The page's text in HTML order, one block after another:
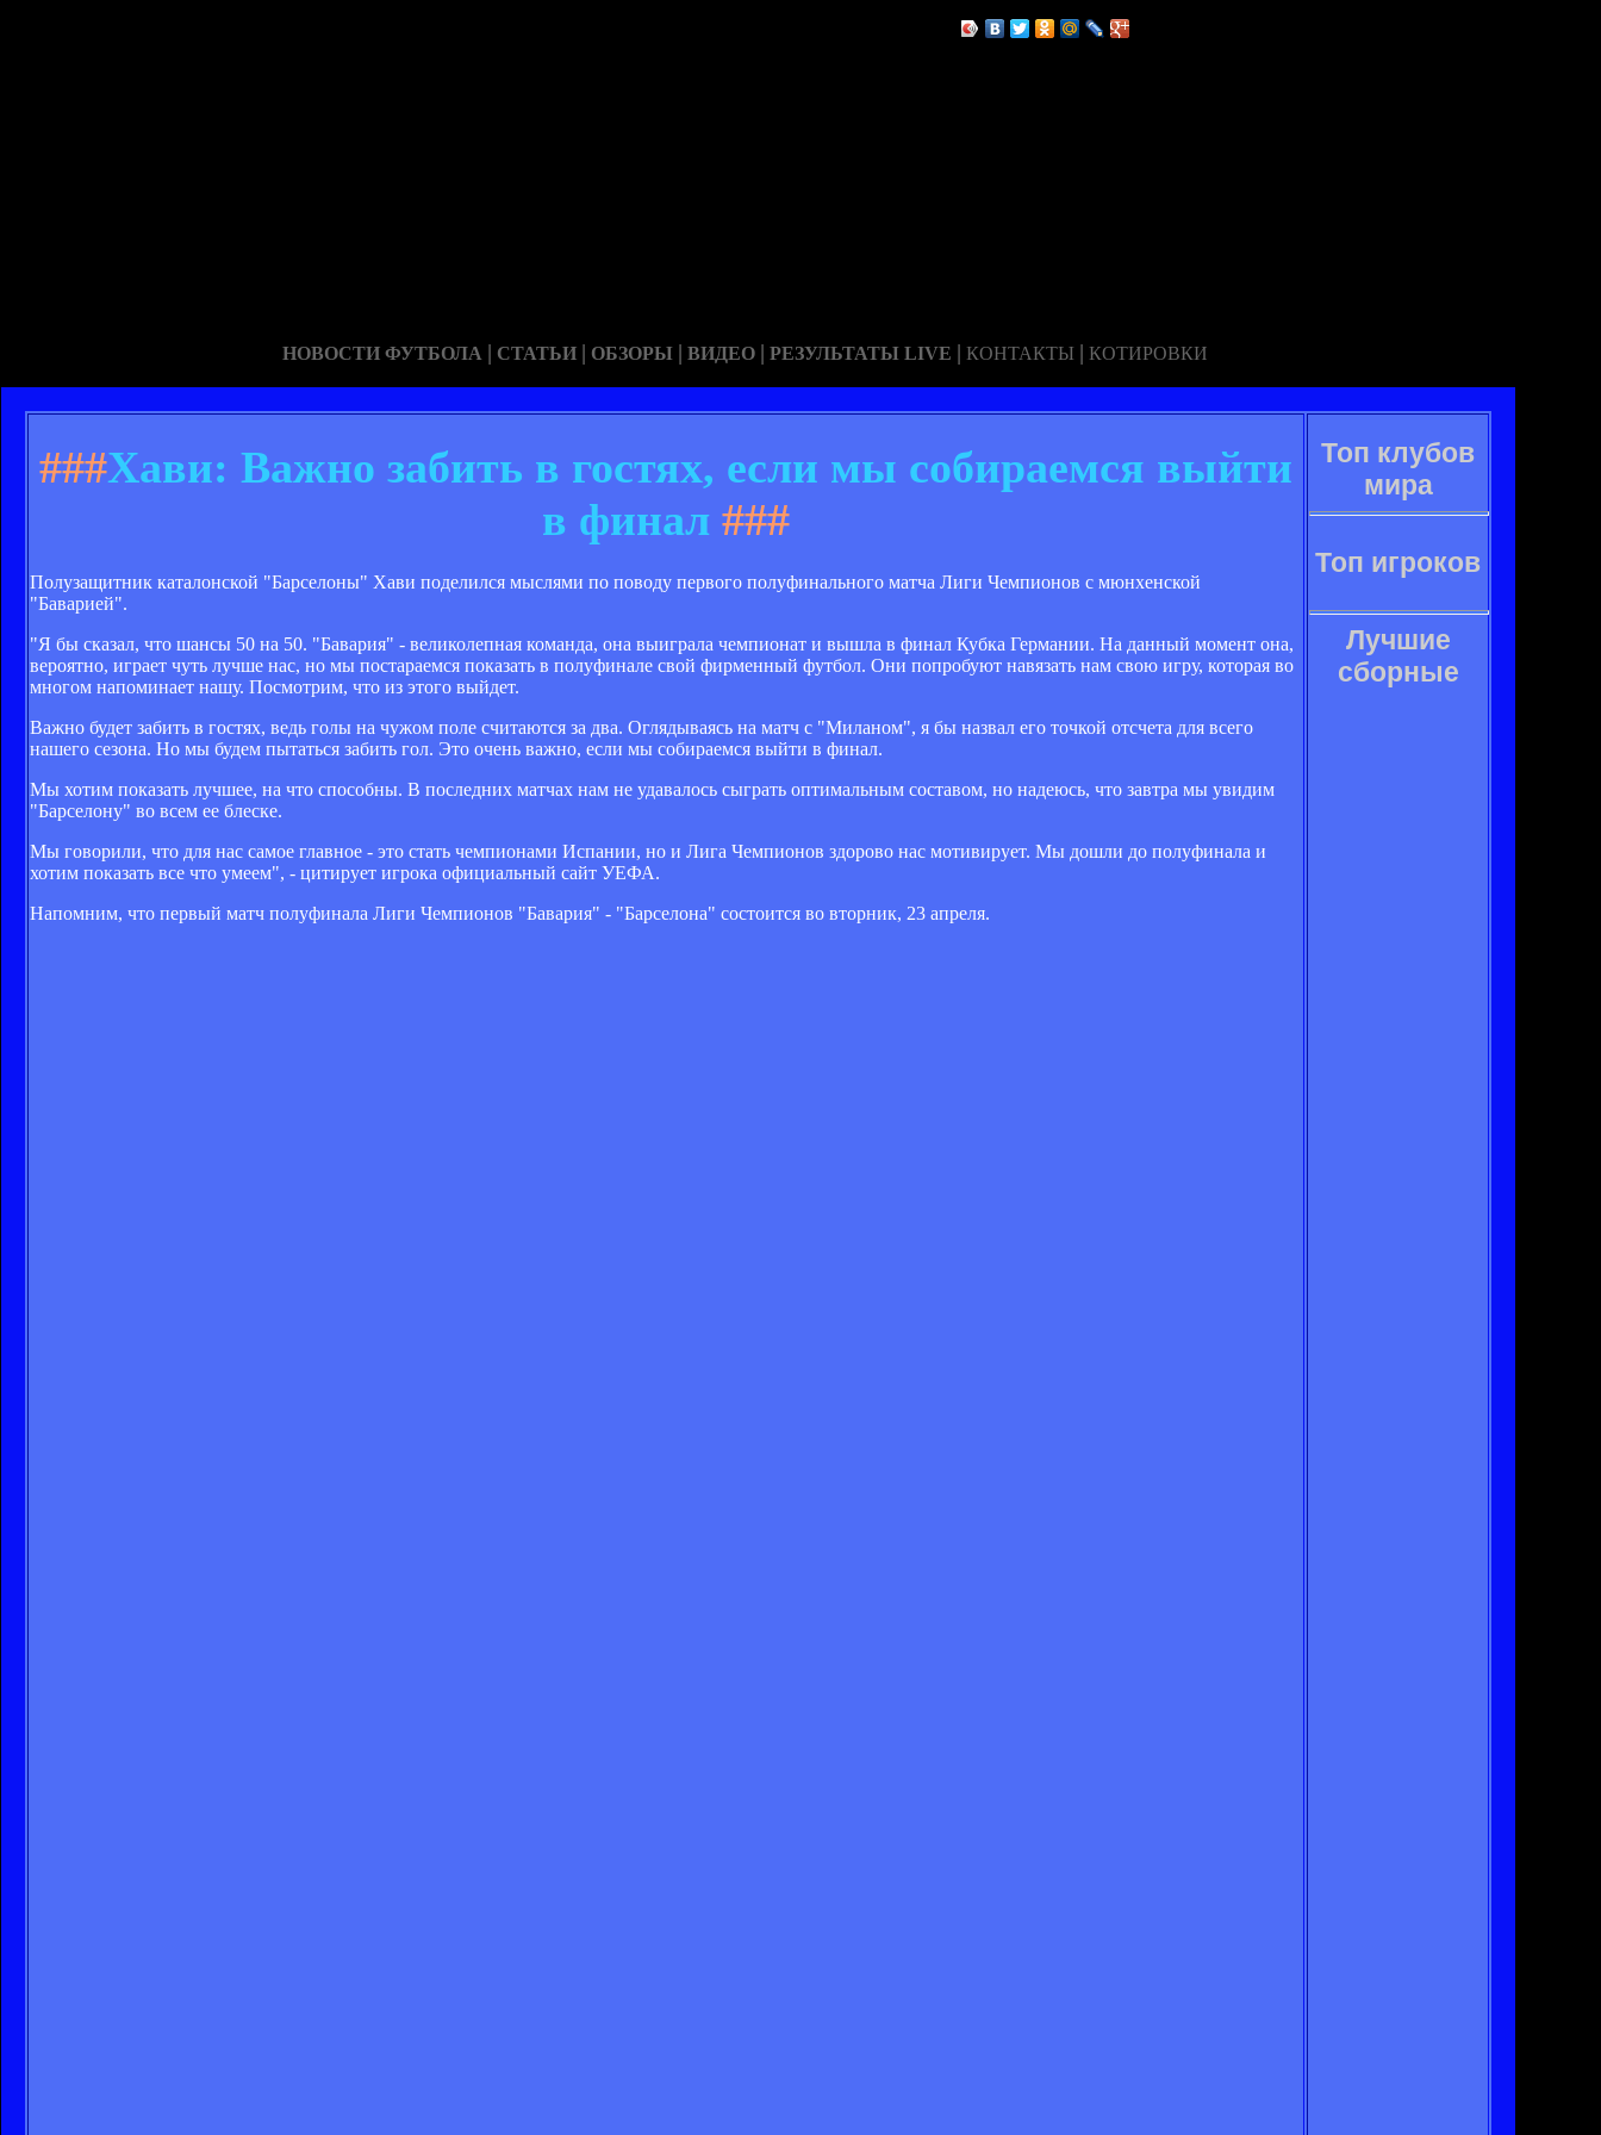
НОВОСТИ ФУТБОЛА | СТАТЬИ | ОБЗОРЫ | ВИДЕО | РЕЗУЛЬТАТЫ LIVE | КОНТАКТЫ | КОТИРОВКИ
###Хави: Важно забить в гостях, если мы собираемся выйти
в финал ###
Полузащитник каталонской "Барселоны" Хави поделился мыслями по поводу первого полуфинального матча Лиги Чемпионов с мюнхенской
"Баварией".
"Я бы сказал, что шансы 50 на 50. "Бавария" - великолепная команда, она выиграла чемпионат и вышла в финал Кубка Германии. На данный момент она,
вероятно, играет чуть лучше нас, но мы постараемся показать в полуфинале свой фирменный футбол. Они попробуют навязать нам свою игру, которая во
многом напоминает нашу. Посмотрим, что из этого выйдет.
Важно будет забить в гостях, ведь голы на чужом поле считаются за два. Оглядываясь на матч с "Миланом", я бы назвал его точкой отсчета для всего
нашего сезона. Но мы будем пытаться забить гол. Это очень важно, если мы собираемся выйти в финал.
Мы хотим показать лучшее, на что способны. В последних матчах нам не удавалось сыграть оптимальным составом, но надеюсь, что завтра мы увидим
"Барселону" во всем ее блеске.
Мы говорили, что для нас самое главное - это стать чемпионами Испании, но и Лига Чемпионов здорово нас мотивирует. Мы дошли до полуфинала и
хотим показать все что умеем", - цитирует игрока официальный сайт УЕФА.
Напомним, что первый матч полуфинала Лиги Чемпионов "Бавария" - "Барселона" состоится во вторник, 23 апреля.
Топ клубов
мира
Топ игроков
Лучшие
сборные